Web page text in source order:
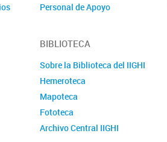
Personal de Apoyo
Comité de evaluación de
CPA
Convocatorias
BIBLIOTECA
Sobre la Biblioteca del IIGHI
Hemeroteca
Mapoteca
Fototeca
Archivo Central IIGHI